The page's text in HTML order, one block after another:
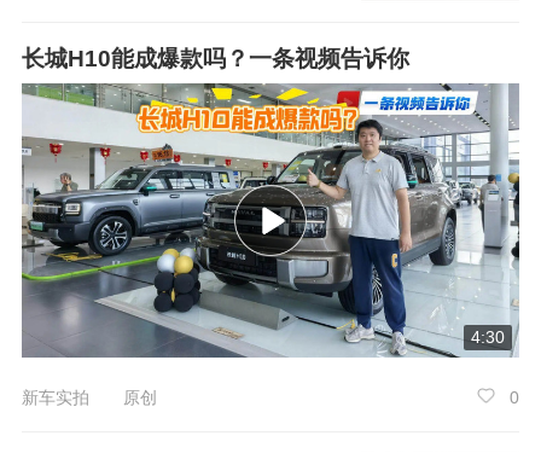
长城H10能成爆款吗？一条视频告诉你
4:30
新车实拍 原创 0